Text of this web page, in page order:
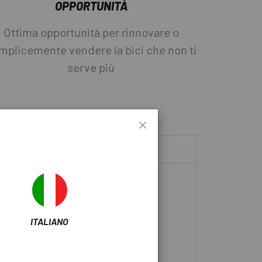
OPPORTUNITÀ
Ottima opportunità per rinnovare o
vendere la bici che non ti
serve più
ITALIANO